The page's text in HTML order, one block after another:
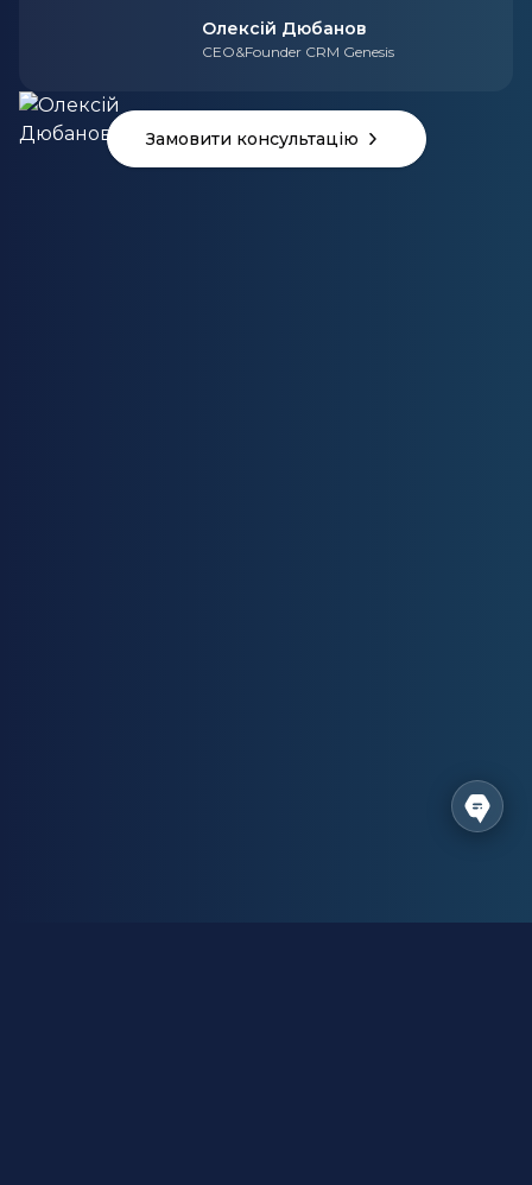
Олексій Дюбанов
CEO&Founder CRM Genesis
Замовити консультацію